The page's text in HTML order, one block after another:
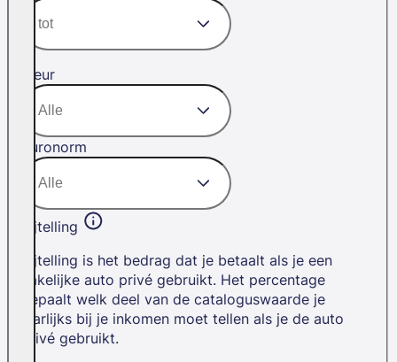
Kleur
Euronorm
Bijtelling
Bijtelling is het bedrag dat je betaalt als je een
zakelijke auto privé gebruikt. Het percentage
bepaalt welk deel van de cataloguswaarde je
jaarlijks bij je inkomen moet tellen als je de auto
privé gebruikt.